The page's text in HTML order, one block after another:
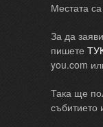
Местата
За да
пишете
you.com
Така ще